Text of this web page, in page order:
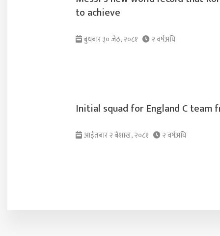
to achieve
बुधबार ३० जेठ, २०८१ २ वर्षअघि
Initial squad for England C team
आईतबार २ ब‌ैशाख, २०८१ २ वर्षअघि